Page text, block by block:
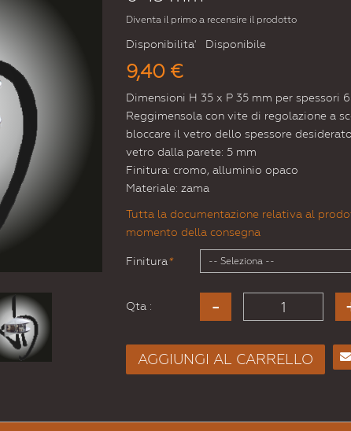
Diventa il primo a recensire il prodotto
Disponibilita' Disponibile
9,40 €
Dimensioni H 35 x P 35 mm per spessori
Reggimensola con vite di regolazione a
bloccare il vetro dello spessore
vetro dalla parete: 5 mm
Finitura: cromo, alluminio opaco
Materiale: zama
Tutta la documentazione relativa al
momento della consegna
*
Finitura
Qta :
AGGIUNGI AL CARRELLO
a